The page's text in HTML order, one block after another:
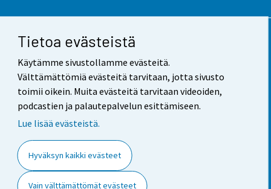
Tietoa evästeistä
Käytämme sivustollamme evästeitä.
Välttämättömiä evästeitä tarvitaan, jotta sivusto
toimii oikein. Muita evästeitä tarvitaan videoiden,
podcastien ja palautepalvelun esittämiseen.
Lue lisää evästeistä.
Hyväksyn kaikki evästeet
Vain välttämättömät evästeet
Yhteystiedot
Palaute
Käyttöehdot
Saavutettavuus
Tietoa sivustosta